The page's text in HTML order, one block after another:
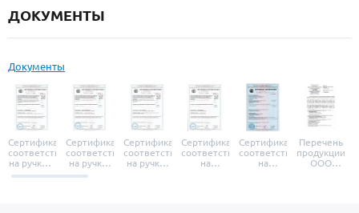
ДОКУМЕНТЫ
Документы
Сертификат
соответствия
на ручки и
броненакладки
Сертификат
соответствия
на ручки-
защелки
Сертификат
соответствия
на ручки-
Сертификат
соответствия
на
Сертификат
соответствия
на
Перечень
продукции
ООО